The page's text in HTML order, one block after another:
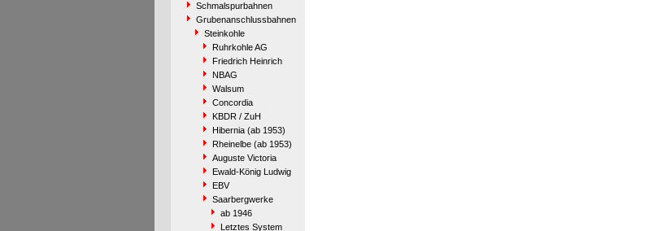
Schmalspurbahnen
Grubenanschlussbahnen
Steinkohle
Ruhrkohle AG
Friedrich Heinrich
NBAG
Walsum
Concordia
KBDR / ZuH
Hibernia (ab 1953)
Rheinelbe (ab 1953)
Auguste Victoria
Ewald-König Ludwig
EBV
Saarbergwerke
ab 1946
Letztes System